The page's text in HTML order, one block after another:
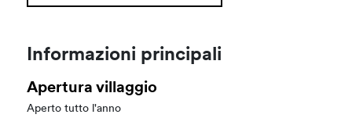
Informazioni principali
Apertura villaggio
Aperto tutto l'anno